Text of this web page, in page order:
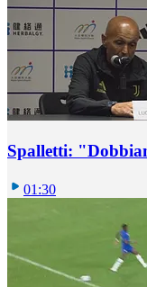
Spalletti:
01:30